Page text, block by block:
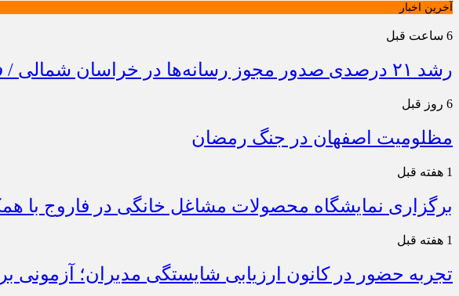
آخرین اخبار
6 ساعت قبل
رشد ۲۱ درصدی صدور مجوز رسانه‌ها در خراسان شمالی / فعالیت ۱۳ رسانه جدید در ۴ ماه نخست سال
6 روز قبل
مظلومیت اصفهان در جنگ رمضان
1 هفته قبل
برگزاری نمایشگاه محصولات مشاغل خانگی در فاروج با
1 هفته قبل
تجربه حضور در کانون ارزیابی شایستگی مدیران؛ آزمونی